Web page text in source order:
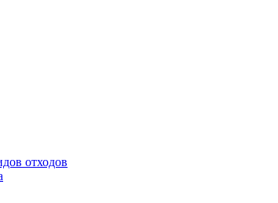
отходов